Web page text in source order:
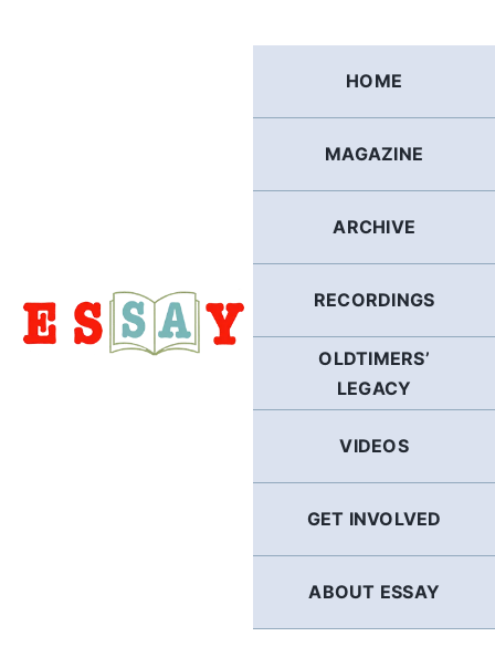
HOME
MAGAZINE
ARCHIVE
RECORDINGS
OLDTIMERS’
LEGACY
VIDEOS
GET INVOLVED
ABOUT ESSAY